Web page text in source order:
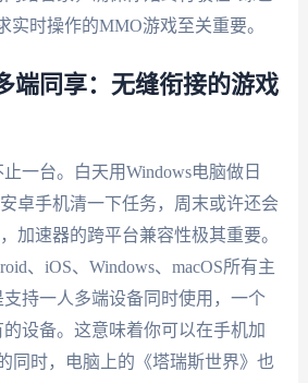
实时操作的MMO游戏至关重要。
端同享：无缝衔接的游戏
一台。白天用Windows电脑做日
卓手机清一下任务，周末或许还会
加速器的跨平台兼容性极其重要。
、iOS、Windows、macOS所有主
持一人多端设备同时使用，一个
设备。这意味着你可以在手机加
同时，电脑上的《塔瑞斯世界》也